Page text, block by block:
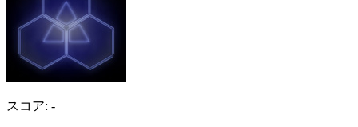
スコア: -